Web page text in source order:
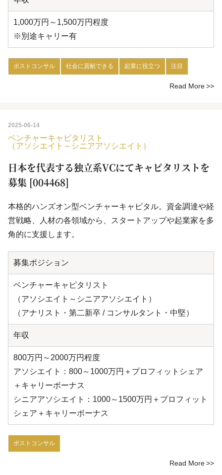
1,000万円～1,500万円程度
※別途キャリー有
ポストコンサル 社会に貢献できる 起業に役立つ 注目
Read More
2025-06-14
ベンチャーキャピタリスト
（アソシエイト～シニアアソシエイト）
日本を代表する独立系VCにてキャピタリストを
募集 [004468]
本格的ハンズオン型ベンチャーキャピタル。資金調達や経
営戦略、人材の各領域から、スタートアップや起業家を多
角的に支援します。
募集ポジション
ベンチャーキャピタリスト
（アソシエイト～シニアアソシエイト）
（アナリスト・第二新卒 / コンサルタント・中堅）
年収
800万円～2000万円程度
アソシエイト：800～1000万円＋プロフィットシェア
＋キャリーボーナス
シニアアソシエイト：1000～1500万円＋プロフィット
シェア＋キャリーボーナス
ポストコンサル
Read More